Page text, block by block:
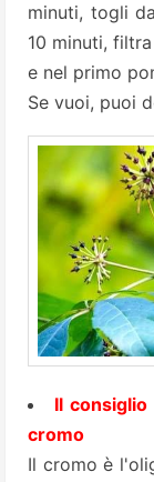
minuti, togli
10 minuti,
e nel primo
Se vuoi, puoi
Il
cromo
Il cromo è